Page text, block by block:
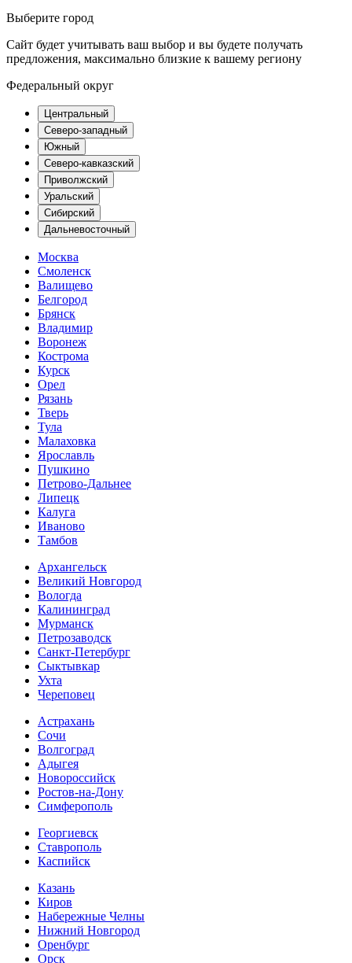
Выберите город
Сайт будет учитывать ваш выбор и вы будете получать
предложения, максимально близкие к вашему региону
Федеральный округ
Центральный
Северо-западный
Южный
Северо-кавказский
Приволжский
Уральский
Сибирский
Дальневосточный
Москва
Смоленск
Валищево
Белгород
Брянск
Владимир
Воронеж
Кострома
Курск
Орел
Рязань
Тверь
Тула
Малаховка
Ярославль
Пушкино
Петрово-Дальнее
Липецк
Калуга
Иваново
Тамбов
Архангельск
Великий Новгород
Вологда
Калининград
Мурманск
Петрозаводск
Санкт-Петербург
Сыктывкар
Ухта
Череповец
Астрахань
Сочи
Волгоград
Адыгея
Новороссийск
Ростов-на-Дону
Симферополь
Георгиевск
Ставрополь
Каспийск
Казань
Киров
Набережные Челны
Нижний Новгород
Оренбург
Орск